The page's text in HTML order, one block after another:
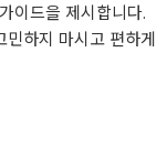
이드을 제시합니다.
하지 마시고 편하게